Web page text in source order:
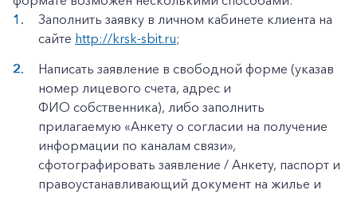
Заполнить заявку в личном кабинете клиента на
сайте http://krsk-sbit.ru;
Написать заявление в свободной форме (указав
номер лицевого счета, адрес и
ФИО собственника), либо заполнить
прилагаемую «Анкету о согласии на получение
информации по каналам связи»,
сфотографировать заявление / Анкету, паспорт и
правоустанавливающий документ на жилье и